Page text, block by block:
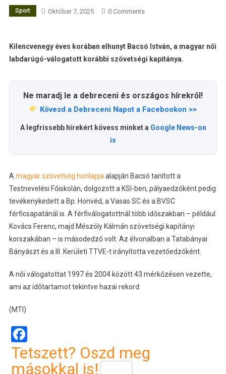
Sport Október 7, 2025 0 Comments
Kilencvenegy éves korában elhunyt Bacsó István, a magyar női
labdarúgó-válogatott korábbi szövetségi kapitánya.
Ne maradj le a debreceni és országos hírekről!
Kövesd a Debreceni Napot a Facebookon >>
A legfrissebb hírekért kövess minket a Google News-on
is
A magyar szövetség honlapja alapján Bacsó tanított a
Testnevelési Főiskolán, dolgozott a KSI-ben, pályaedzőként pedig
tevékenykedett a Bp. Honvéd, a Vasas SC és a BVSC
férficsapatánál is. A férfiválogatottnál több időszakban – például
Kovács Ferenc, majd Mészöly Kálmán szövetségi kapitányi
korszakában – is másodedző volt. Az élvonalban a Tatabányai
Bányászt és a III. Kerületi TTVE-t irányította vezetőedzőként.
A női válogatottat 1997 és 2004 között 43 mérkőzésen vezette,
ami az időtartamot tekintve hazai rekord.
(MTI)
Facebook
Tetszett? Oszd meg
másokkal is!